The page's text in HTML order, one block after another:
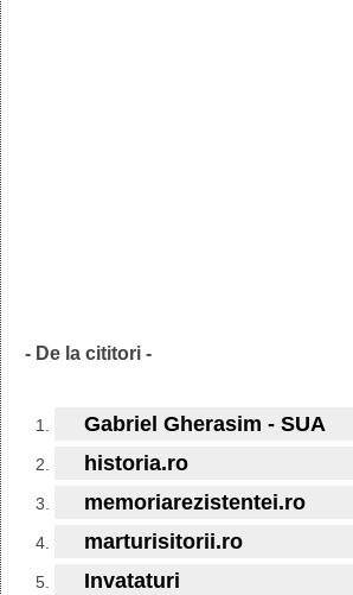
- De la cititori -
Gabriel Gherasim - SUA
historia.ro
memoriarezistentei.ro
marturisitorii.ro
Invataturi